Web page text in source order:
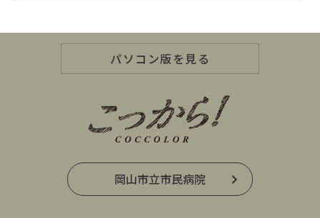
パソコン版を見る
岡山市立市民病院